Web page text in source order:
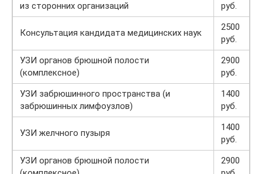
из сторонних организаций
руб.
Консультация кандидата медицинских наук
2500
руб.
УЗИ органов брюшной полости
(комплексное)
2900
руб.
УЗИ забрюшинного пространства (и
забрюшинных лимфоузлов)
1400
руб.
УЗИ желчного пузыря
1400
руб.
УЗИ органов брюшной полости
2900